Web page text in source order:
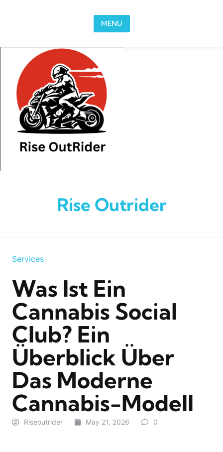
MENU
Rise Outrider
Services
Was Ist Ein
Cannabis Social
Club? Ein
Überblick Über
Das Moderne
Cannabis-Modell
Riseoutrider May 21, 2026 0